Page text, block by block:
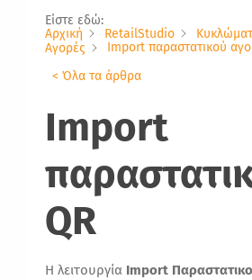
Είστε εδώ:
Αρχική
RetailStudio
Αγορές
Import παραστατικού
< Όλα τα άρθρα
Import
παραστα
QR
Η λειτουργία Import